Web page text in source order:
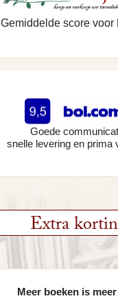
Gemiddelde score voor
Goede
snelle levering en prima
Extra
Meer boeken is